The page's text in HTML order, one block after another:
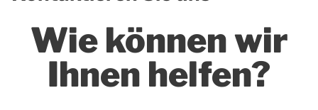
Wie können wir
Ihnen helfen?